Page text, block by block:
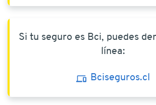
Si tu seguro es Bci, puedes
línea:
Bciseguros.cl